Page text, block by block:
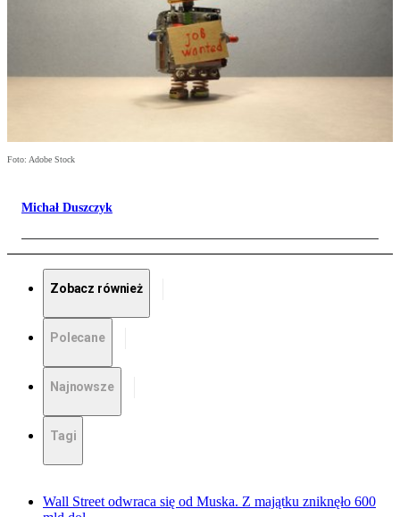
Foto: Adobe Stock
Michał Duszczyk
Zobacz również
Polecane
Najnowsze
Tagi
Wall Street odwraca się od Muska. Z majątku zniknęło 600